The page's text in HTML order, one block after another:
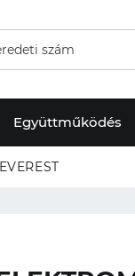
Együttműködés
EVEREST